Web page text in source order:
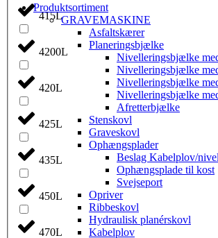
415L
4200L
420L
425L
435L
450L
470L
Produktsortiment
GRAVEMASKINE
Asfaltskærer
Planeringsbjælke
Nivelleringsbjælke
Nivelleringsbjælke
Nivelleringsbjælke
Nivelleringsbjælke
Afretterbjælke
Stenskovl
Graveskovl
Ophængsplader
Beslag Kabelplov/
Ophængsplade til kost
Svejseport
Opriver
Ribbeskovl
Hydraulisk planérskovl
Kabelplov